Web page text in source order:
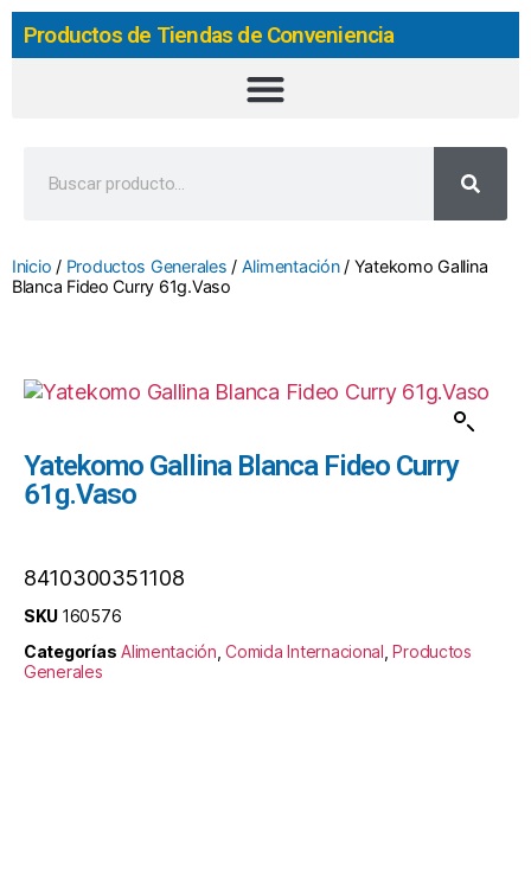
Productos de Tiendas de Conveniencia
Inicio / Productos Generales / Alimentación/ Yatekomo Gallina
Blanca Fideo Curry 61g.Vaso
Yatekomo Gallina Blanca Fideo Curry
61g.Vaso
8410300351108
SKU 160576
Categorías Alimentación ,Comida Internacional ,Productos
Generales